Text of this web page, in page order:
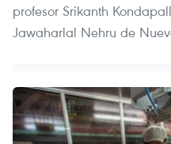
profesor Srikanth
Jawaharlal Nehru de